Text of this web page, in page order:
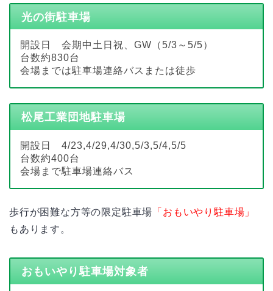
光の街駐車場
開設日 会期中土日祝、GW（5/3～5/5）
台数約830台
会場までは駐車場連絡バスまたは徒歩
松尾工業団地駐車場
開設日 4/23,4/29,4/30,5/3,5/4,5/5
台数約400台
会場まで駐車場連絡バス
歩行が困難な方等の限定駐車場 「おもいやり駐車場」
もあります。
おもいやり駐車場対象者